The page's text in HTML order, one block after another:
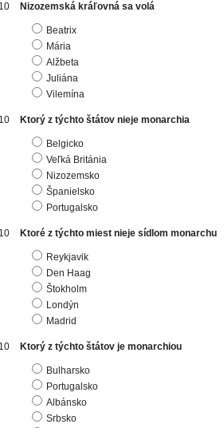
Nizozemská kráľovná sa volá
Beatrix
Mária
Alžbeta
Juliána
Vilemína
Ktorý z týchto štátov nieje monarchia
Belgicko
Veľká Británia
Nizozemsko
Španielsko
Portugalsko
Ktoré z týchto miest nieje sídlom monarchu
Reykjavik
Den Haag
Štokholm
Londýn
Madrid
Ktorý z týchto štátov je monarchiou
Bulharsko
Portugalsko
Albánsko
Srbsko